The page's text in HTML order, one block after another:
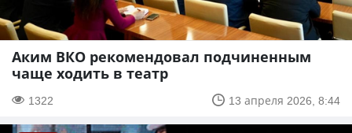
Аким ВКО рекомендовал подчиненным
чаще ходить в театр
1322 13 апреля 2026, 8:44